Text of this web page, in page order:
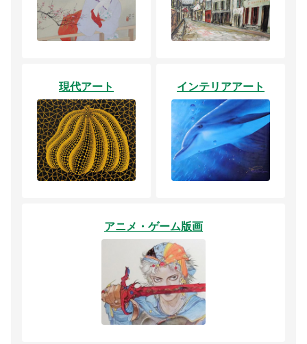
現代アート インテリアアート
アニメ・ゲーム版画